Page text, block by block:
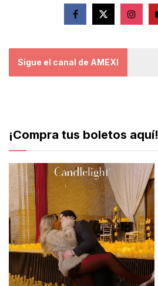
Sigue el canal de AMEXI
¡Compra tus boletos aquí!